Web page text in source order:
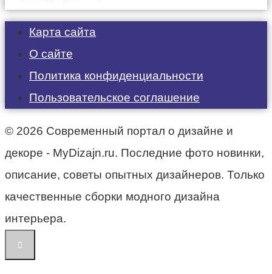
Карта сайта
О сайте
Политика конфиденциальности
Пользовательское соглашение
© 2026 Современный портал о дизайне и
декоре - MyDizajn.ru. Последние фото новинки,
описание, советы опытных дизайнеров. Только
качественные сборки модного дизайна
интерьера.